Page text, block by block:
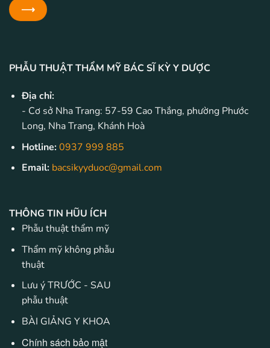
PHẪU THUẬT THẨM MỸ BÁC SĨ KỲ Y DƯỢC
Địa chỉ:
- Cơ sở Nha Trang: 57-59 Cao Thắng, phường Phước
Long, Nha Trang, Khánh Hoà
Hotline:0937 999 885
Email: bacsikyyduoc@gmail.com
THÔNG TIN HŨU ÍCH
Phẫu thuật thẩm mỹ
Thẩm mỹ không phẫu
thuật
Lưu ý TRƯỚC - SAU
phẫu thuật
BÀI GIẢNG Y KHOA
Chính sách bảo mật